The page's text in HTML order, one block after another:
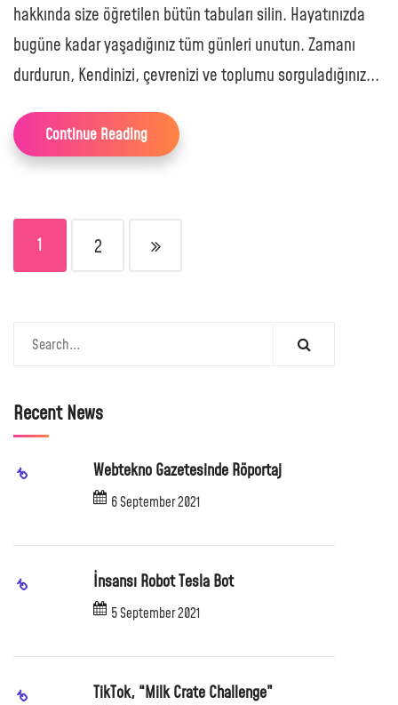
hakkında size öğretilen bütün tabuları silin. Hayatınızda
bugüne kadar yaşadığınız tüm günleri unutun. Zamanı
durdurun, Kendinizi, çevrenizi ve toplumu sorguladığınız...
Continue Reading
1 2
Recent News
Webtekno Gazetesinde Röportaj
6 September 2021
İnsansı Robot Tesla Bot
5 September 2021
TikTok, “Milk Crate Challenge”